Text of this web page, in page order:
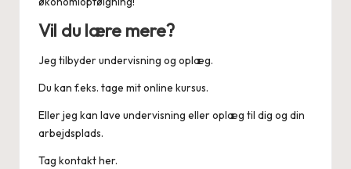
Vil du lære mere?
Jeg tilbyder undervisning og oplæg.
Du kan f.eks. tage mitonline kursus.
Eller jeg kan lave undervisning eller oplæg til dig og din
arbejdsplads.
Tag kontakther.